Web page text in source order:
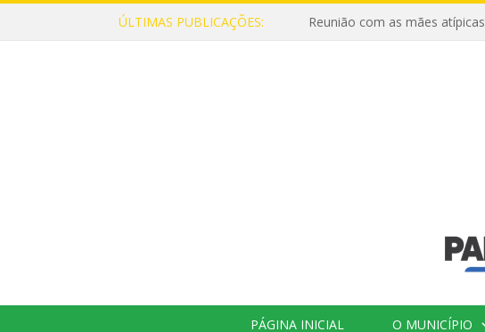
ÚLTIMAS PUBLICAÇÕES: Reunião com as mães atípicas
PÁGINA INICIAL O MUNICÍPIO